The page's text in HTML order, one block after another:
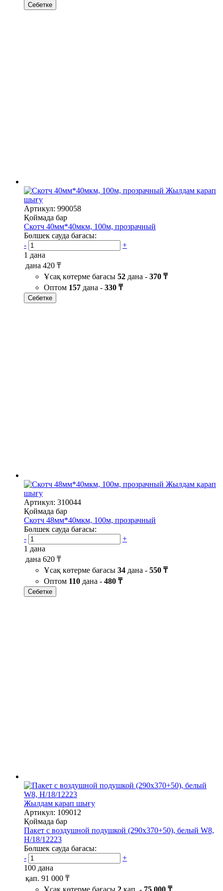
Себетке
Жылдам қарап
шығу
Артикул: 990058
Қоймада бар
Скотч 40мм*40мкм, 100м, прозрачный
Бөлшек сауда бағасы:
-
+
1 дана
дана 420 ₸
Ұсақ көтерме бағасы 52 дана - 370 ₸
Оптом 157 дана - 330 ₸
Себетке
Жылдам қарап
шығу
Артикул: 310044
Қоймада бар
Скотч 48мм*40мкм, 100м, прозрачный
Бөлшек сауда бағасы:
-
+
1 дана
дана 620 ₸
Ұсақ көтерме бағасы 34 дана - 550 ₸
Оптом 110 дана - 480 ₸
Себетке
Жылдам қарап шығу
Артикул: 109012
Қоймада бар
Пакет с воздушной подушкой (290х370+50), белый W8,
H/18/12223
Бөлшек сауда бағасы:
-
+
100 дана
қап. 91 000 ₸
Ұсақ көтерме бағасы 2 қап. - 75 000 ₸